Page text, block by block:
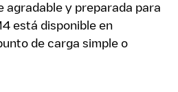
agradable y preparada para
está disponible en
de carga simple o